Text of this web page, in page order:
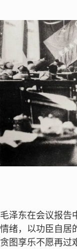
毛泽东在会议报告
情绪，以功臣自居
贪图享乐不愿再过